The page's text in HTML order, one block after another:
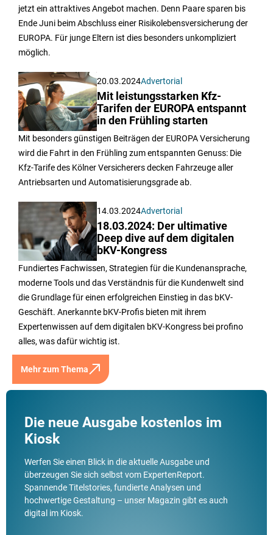
jetzt ein attraktives Angebot machen. Denn Paare sparen bis
Ende Juni beim Abschluss einer Risikolebensversicherung der
EUROPA. Für junge Eltern ist dies besonders unkompliziert
möglich.
20.03.2024Advertorial
Mit leistungsstarken Kfz-
Tarifen der EUROPA entspannt
in den Frühling starten
Mit besonders günstigen Beiträgen der EUROPA Versicherung
wird die Fahrt in den Frühling zum entspannten Genuss: Die
Kfz-Tarife des Kölner Versicherers decken Fahrzeuge aller
Antriebsarten und Automatisierungsgrade ab.
14.03.2024Advertorial
18.03.2024: Der ultimative
Deep dive auf dem digitalen
bKV-Kongress
Fundiertes Fachwissen, Strategien für die Kundenansprache,
moderne Tools und das Verständnis für die Kundenwelt sind
die Grundlage für einen erfolgreichen Einstieg in das bKV-
Geschäft. Anerkannte bKV-Profis bieten mit ihrem
Expertenwissen auf dem digitalen bKV-Kongress bei profino
alles, was dafür wichtig ist.
Mehr zum Thema
Die neue Ausgabe kostenlos im
Kiosk
Werfen Sie einen Blick in die aktuelle Ausgabe und
überzeugen Sie sich selbst vom ExpertenReport.
Spannende Titelstories, fundierte Analysen und
hochwertige Gestaltung – unser Magazin gibt es auch
digital im Kiosk.